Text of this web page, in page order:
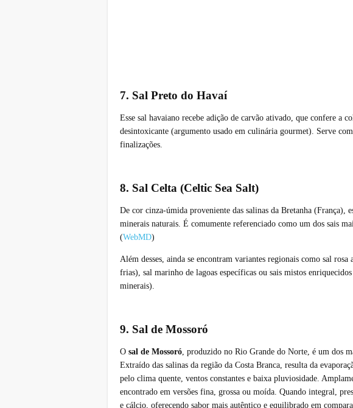
7. Sal Preto do Havaí
Esse sal havaiano recebe adição de carvão ativado, que confere a
desintoxicante (argumento usado em culinária gourmet). Serve
finalizações.
8. Sal Celta (Celtic Sea Salt)
De cor cinza-úmida proveniente das salinas da Bretanha (França),
minerais naturais. É comumente referenciado como um dos sais
(WebMD)
Além desses, ainda se encontram variantes regionais como sal
frias), sal marinho de lagoas específicas ou sais mistos
minerais).
9. Sal de Mossoró
O sal de Mossoró, produzido no Rio Grande do Norte, é um dos
Extraído das salinas da região da Costa Branca, resulta da
pelo clima quente, ventos constantes e baixa pluviosidade.
encontrado em versões fina, grossa ou moída. Quando integral,
e cálcio, oferecendo sabor mais autêntico e equilibrado em